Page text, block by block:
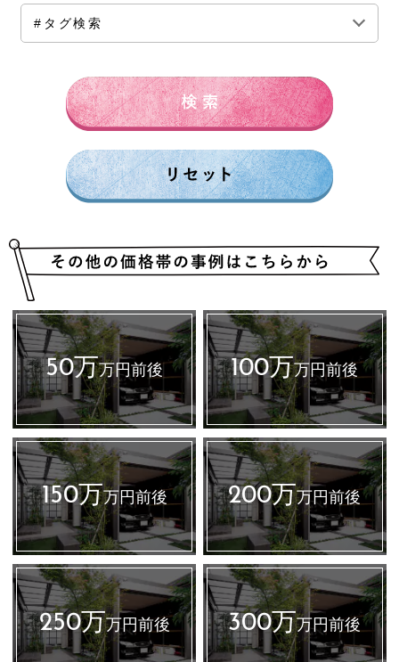
全ての価格帯
150万円前後 200万円前後 250万円前後
300万円前後 500万円～
#タグ検索
50万万円前後 100万万円前後
150万万円前後 200万万円前後
250万万円前後 300万万円前後